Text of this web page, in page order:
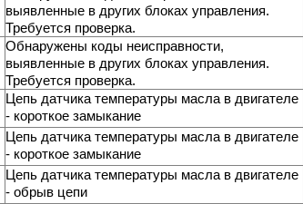
выявленные в других блоках управления.
Требуется проверка.
Обнаружены коды неисправности,
выявленные в других блоках управления.
Требуется проверка.
Цепь датчика температуры масла в двигателе
- короткое замыкание
Цепь датчика температуры масла в двигателе
- короткое замыкание
Цепь датчика температуры масла в двигателе
- обрыв цепи